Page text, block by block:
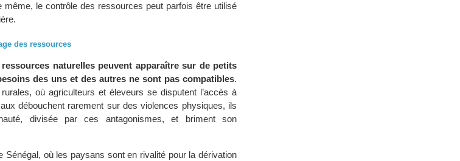
même, le contrôle des ressources peut parfois être utilisé
des ressources
naturelles peuvent apparaître sur de petits
des uns et des autres ne sont pas compatibles.
où agriculteurs et éleveurs se disputent l’accès à
débouchent rarement sur des violences physiques, ils
divisée par ces antagonismes, et briment son
Sénégal, où les paysans sont en rivalité pour la dérivation